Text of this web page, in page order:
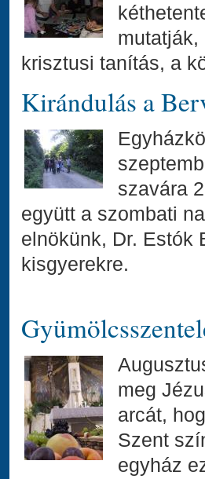
mutatják,
krisztusi tanítás, a
Kirándulás a
szavára
együtt a szombati
elnökünk, Dr. Estók
kisgyerekre.
meg
arcát,
Szent
egyház